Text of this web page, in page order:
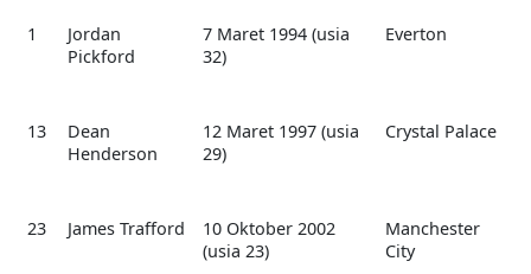
1
Jordan
Pickford
7 Maret 1994 (usia
32)
Everton
13
Dean
Henderson
12 Maret 1997 (usia
29)
Crystal Palace
23 James Trafford
10 Oktober 2002
(usia 23)
Manchester
City